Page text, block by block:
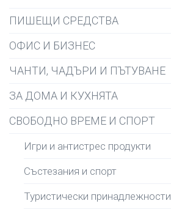
ПИШЕЩИ СРЕДСТВА
ОФИС И БИЗНЕС
ЧАНТИ, ЧАДЪРИ И ПЪТУВАНЕ
ЗА ДОМА И КУХНЯТА
СВОБОДНО ВРЕМЕ И СПОРТ
Игри и антистрес продукти
Състезания и спорт
Туристически принадлежности